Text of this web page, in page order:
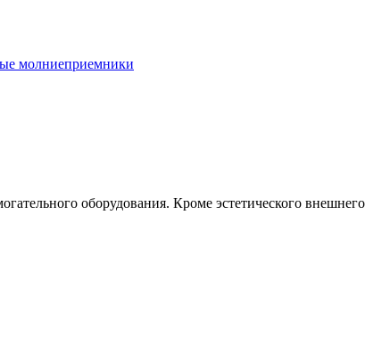
молниеприемники
оборудования. Кроме эстетического внешнего